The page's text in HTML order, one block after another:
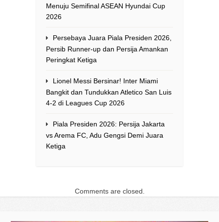
Menuju Semifinal ASEAN Hyundai Cup
2026
Persebaya Juara Piala Presiden 2026,
Persib Runner-up dan Persija Amankan
Peringkat Ketiga
Lionel Messi Bersinar! Inter Miami
Bangkit dan Tundukkan Atletico San Luis
4-2 di Leagues Cup 2026
Piala Presiden 2026: Persija Jakarta
vs Arema FC, Adu Gengsi Demi Juara
Ketiga
Comments are closed.